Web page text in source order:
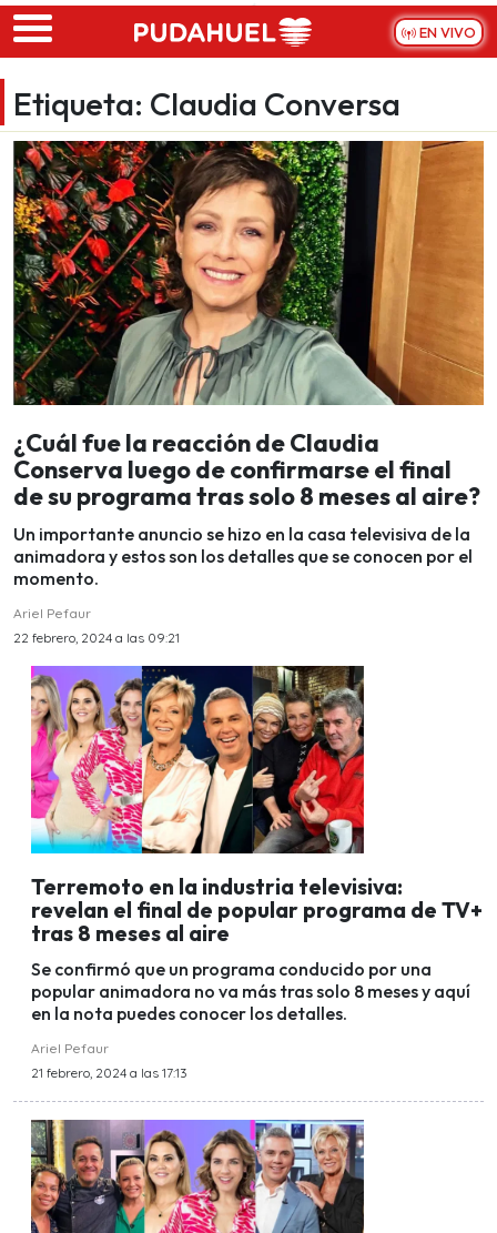
Skip to main content
EN VIVO
Etiqueta: Claudia Conversa
¿Cuál fue la reacción de Claudia
Conserva luego de confirmarse el final
de su programa tras solo 8 meses al aire?
Un importante anuncio se hizo en la casa televisiva de la
animadora y estos son los detalles que se conocen por el
momento.
Ariel Pefaur
22 febrero, 2024 a las 09:21
Terremoto en la industria televisiva:
revelan el final de popular programa de TV+
tras 8 meses al aire
Se confirmó que un programa conducido por una
popular animadora no va más tras solo 8 meses y aquí
en la nota puedes conocer los detalles.
Ariel Pefaur
21 febrero, 2024 a las 17:13